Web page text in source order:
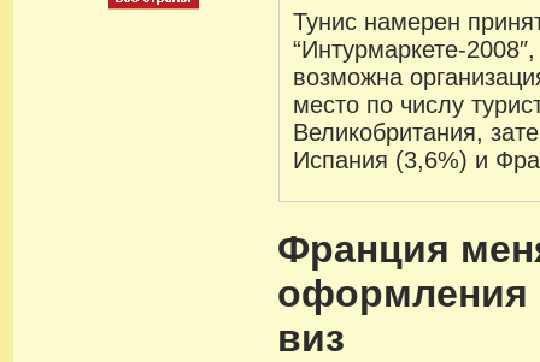
Тунис намерен
“Интурмаркете-
возможна
место по числу
Великобритания,
Испания (3,6%) и
Франция
оформления
виз